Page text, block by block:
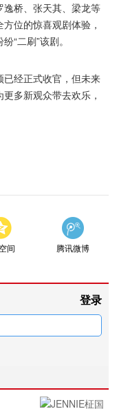
桥、张天其、梁龙等
位的惊喜观剧体验，
“二刷”该剧。
经正式收官，但未来
多新观众带去欢乐，
间 腾讯微博
登录